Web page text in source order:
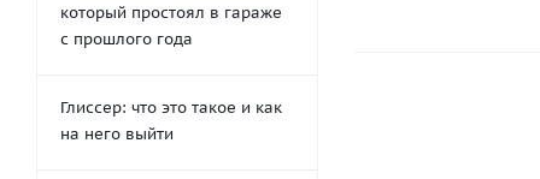
который простоял в гараже
с прошлого года
Глиссер: что это такое и как
на него выйти